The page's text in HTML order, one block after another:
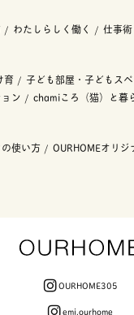
わたしらしく働く 仕事術
育 子ども部屋・子どもス
ン
chamiころ（猫）と暮
使い方 OURHOMEオリ
OURHOME305
emi.ourhome